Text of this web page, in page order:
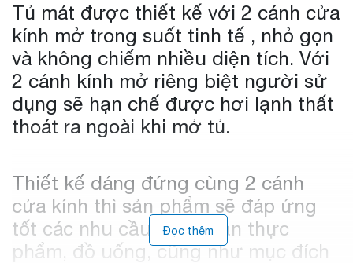
Đọc thêm
Tủ mát được thiết kế với 2 cánh cửa
kính mở trong suốt tinh tế , nhỏ gọn
và không chiếm nhiều diện tích. Với
2 cánh kính mở riêng biệt người sử
dụng sẽ hạn chế được hơi lạnh thất
thoát ra ngoài khi mở tủ.
Thiết kế dáng đứng cùng 2 cánh
cửa kính thì sản phẩm sẽ đáp ứng
tốt các nhu cầu bảo quản thực
phẩm, đồ uống, cũng như mục đích